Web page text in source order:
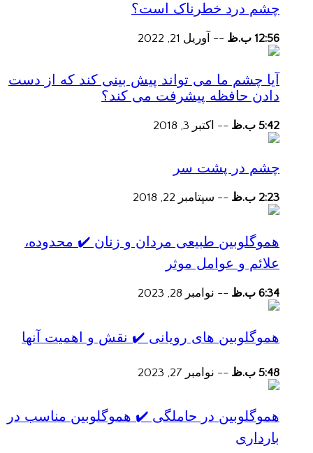
چشم درد خطرناک است؟
12:56 ب.ظ -- آوریل 21, 2022
آیا چشم ما می تواند پیش بینی کند که از دست
دادن حافظه پیشرفت می کند؟
5:42 ب.ظ -- اکتبر 3, 2018
چشم در پشت سر
2:23 ب.ظ -- سپتامبر 22, 2018
هموگلوبین طبیعی مردان و زنان ✔️ محدوده،
علائم و عوامل موثر
6:34 ب.ظ -- نوامبر 28, 2023
هموگلوبین های رویانی ✔️ نقش و اهمیت آنها
5:48 ب.ظ -- نوامبر 27, 2023
هموگلوبین در حاملگی ✔️ هموگلوبین مناسب در
بارداری